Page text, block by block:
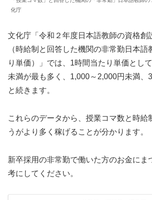
化庁
文化庁「令和２年度日本語教師の資格創
（時給制と回答した機関の非常勤日本語
り単価）」では、1時間当たり単価とし
未満が最も多く、1,000～2,000円未満、
と続きます。
これらのデータから、授業コマ数と時給
うがより多く稼げることが分かります。
新卒採用の非常勤で働いた方のお金にま
考にしてください。